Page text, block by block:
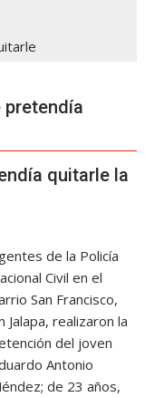
pretendía
quitarle la
de la Policía
Civil en el
San Francisco,
Jalapa, realizaron la
del joven
Antonio
de 23 años,